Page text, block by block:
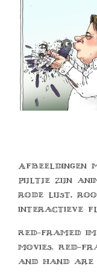
Afbeeldingen
pijltje zijn
rode lijst,
interactieve
Red-framed
movies. Red-
and hand are